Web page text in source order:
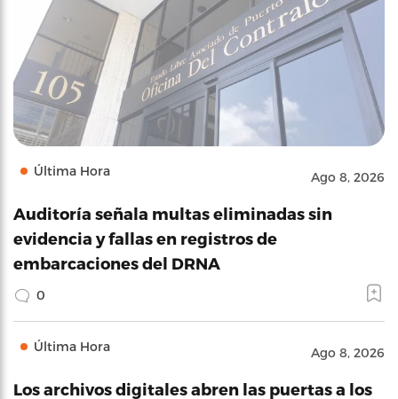
Última Hora Ago 8, 2026
Auditoría señala multas eliminadas sin
evidencia y fallas en registros de
embarcaciones del DRNA
0
Última Hora Ago 8, 2026
Los archivos digitales abren las puertas a los